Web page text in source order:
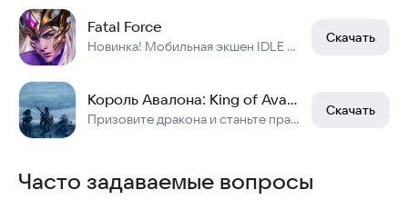
Fatal Force
Новинка! Мобильная экшен IDLE ММО РПГ, бесплатно и на русском! ПВП бои ждут!
Скачать
Король Авалона: King of Avalon
Призовите дракона и станьте правителем стужи и пламени в Авалоне!
Скачать
Часто задаваемые вопросы